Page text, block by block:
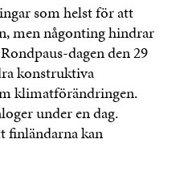
som helst för att
men någonting hindrar
dagen den 29
konstruktiva
klimatförändringen.
under en dag.
finländarna kan